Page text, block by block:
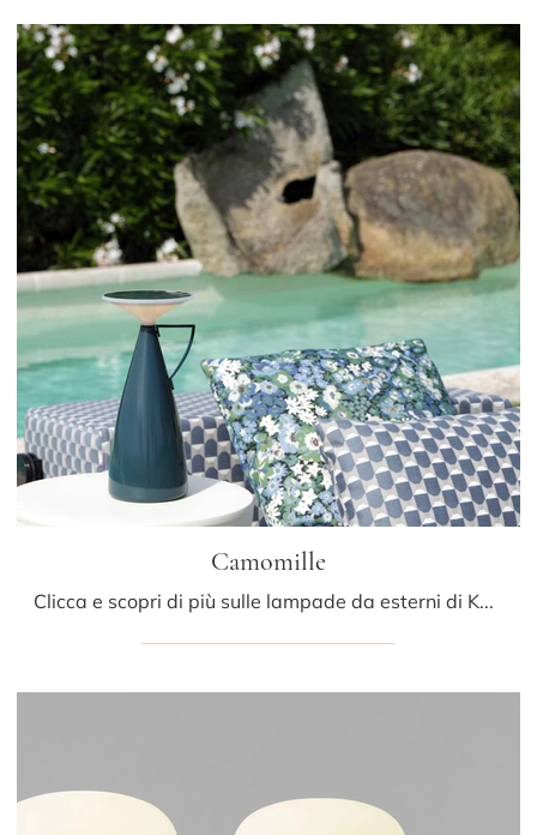
Camomille
Clicca e scopri di più sulle lampade da esterni di Kartell: il modello Camomille in plastica ti attende!